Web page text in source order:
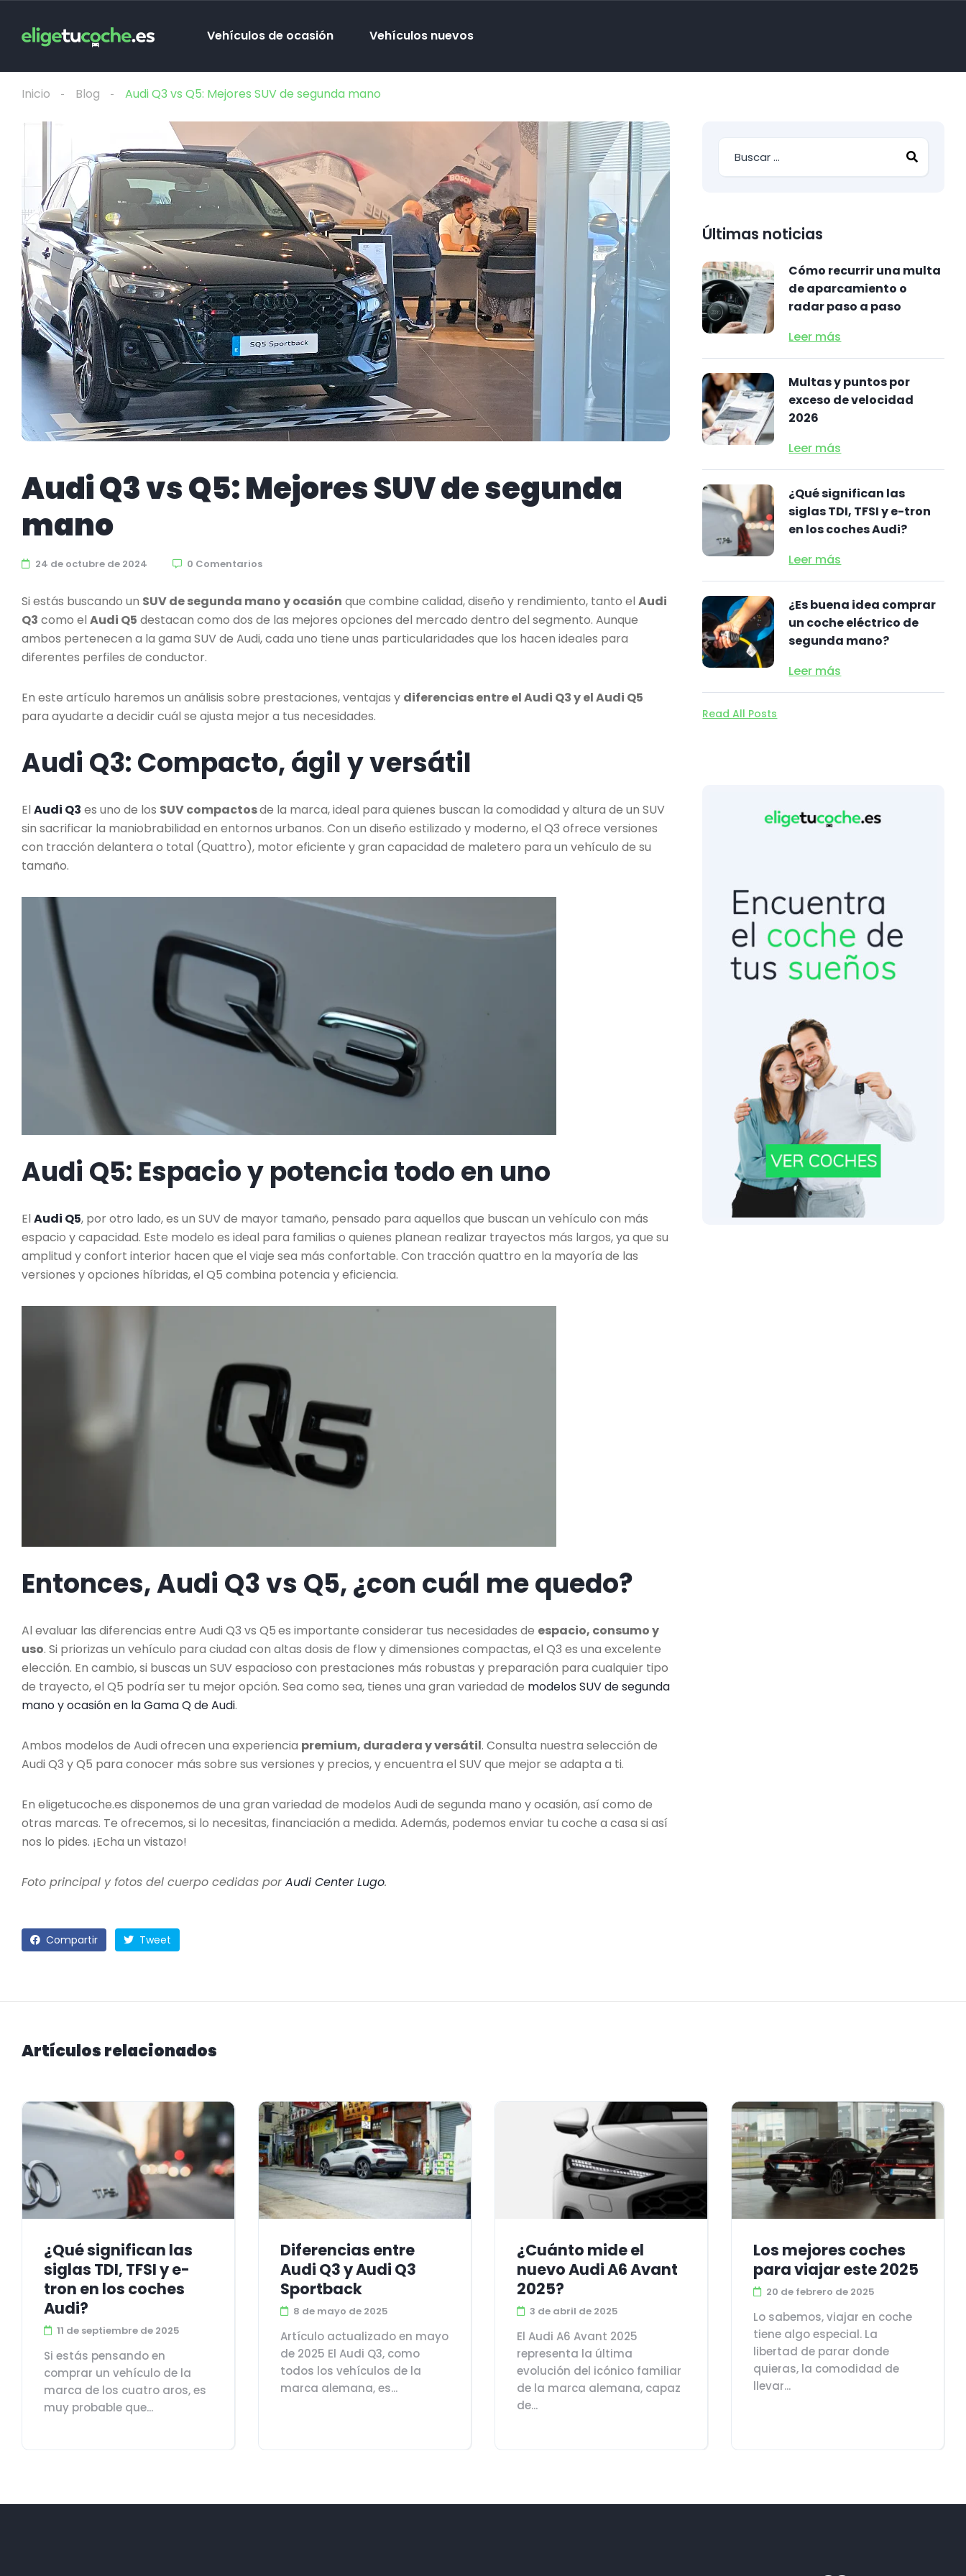
Vehículos de ocasión Vehículos nuevos
Inicio Blog Audi Q3 vs Q5: Mejores SUV de segunda mano
Audi Q3 vs Q5: Mejores SUV de segunda
mano
24 de octubre de 2024 0 Comentarios
Si estás buscando un SUV de segunda mano y ocasión que combine calidad, diseño y rendimiento, tanto el Audi
Q3 como el Audi Q5 destacan como dos de las mejores opciones del mercado dentro del segmento. Aunque
ambos pertenecen a la gama SUV de Audi, cada uno tiene unas particularidades que los hacen ideales para
diferentes perfiles de conductor.
En este artículo haremos un análisis sobre prestaciones, ventajas y diferencias entre el Audi Q3 y el Audi Q5
para ayudarte a decidir cuál se ajusta mejor a tus necesidades.
Audi Q3: Compacto, ágil y versátil
El Audi Q3 es uno de los SUV compactosde la marca, ideal para quienes buscan la comodidad y altura de un SUV
sin sacrificar la maniobrabilidad en entornos urbanos. Con un diseño estilizado y moderno, el Q3 ofrece versiones
con tracción delantera o total (Quattro), motor eficiente y gran capacidad de maletero para un vehículo de su
tamaño.
Audi Q5: Espacio y potencia todo en uno
El Audi Q5, por otro lado, es un SUV de mayor tamaño, pensado para aquellos que buscan un vehículo con más
espacio y capacidad. Este modelo es ideal para familias o quienes planean realizar trayectos más largos, ya que su
amplitud y confort interior hacen que el viaje sea más confortable. Con tracción quattro en la mayoría de las
versiones y opciones híbridas, el Q5 combina potencia y eficiencia.
Entonces, Audi Q3 vs Q5, ¿con cuál me quedo?
Al evaluar las diferencias entre Audi Q3 vs Q5es importante considerar tus necesidades de espacio, consumo y
uso. Si priorizas un vehículo para ciudad con altas dosis de flow y dimensiones compactas, el Q3 es una excelente
elección. En cambio, si buscas un SUV espacioso con prestaciones más robustas y preparación para cualquier tipo
de trayecto, el Q5 podría ser tu mejor opción. Sea como sea, tienes una gran variedad de modelos SUV de segunda
mano y ocasión en la Gama Q de Audi.
Ambos modelos de Audi ofrecen una experiencia premium, duradera y versátil. Consulta nuestra selección de
Audi Q3 y Q5 para conocer más sobre sus versiones y precios, y encuentra el SUV que mejor se adapta a ti.
En eligetucoche.es disponemos de una gran variedad de modelos Audi de segunda mano y ocasión, así como de
otras marcas. Te ofrecemos, si lo necesitas, financiación a medida. Además, podemos enviar tu coche a casa si así
nos lo pides. ¡Echa un vistazo!
Foto principal y fotos del cuerpo cedidas porAudi Center Lugo.
Compartir Tweet
Últimas noticias
Cómo recurrir una multa
de aparcamiento o
radar paso a paso
Leer más
Multas y puntos por
exceso de velocidad
2026
Leer más
¿Qué significan las
siglas TDI, TFSI y e-tron
en los coches Audi?
Leer más
¿Es buena idea comprar
un coche eléctrico de
segunda mano?
Leer más
Read All Posts
Artículos relacionados
¿Qué significan las
siglas TDI, TFSI y e-
tron en los coches
Audi?
11 de septiembre de 2025
Si estás pensando en
comprar un vehículo de la
marca de los cuatro aros, es
muy probable que...
Diferencias entre
Audi Q3 y Audi Q3
Sportback
8 de mayo de 2025
Artículo actualizado en mayo
de 2025 El Audi Q3, como
todos los vehículos de la
marca alemana, es...
¿Cuánto mide el
nuevo Audi A6 Avant
2025?
3 de abril de 2025
El Audi A6 Avant 2025
representa la última
evolución del icónico familiar
de la marca alemana, capaz
de...
Los mejores coches
para viajar este 2025
20 de febrero de 2025
Lo sabemos, viajar en coche
tiene algo especial. La
libertad de parar donde
quieras, la comodidad de
llevar...